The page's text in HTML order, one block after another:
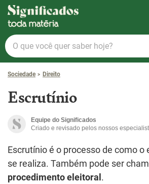
Significados
O
que
você
quer
hoje?
Sociedade Direito
Escrutínio
Equipe do Significados
Criado e revisado pelos nossos
Escrutínio é o processo de como o
se realiza. Também pode ser
procedimento eleitoral .